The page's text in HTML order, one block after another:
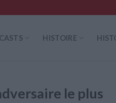
HISTOIRE
le plus